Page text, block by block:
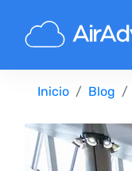
Inicio Blog